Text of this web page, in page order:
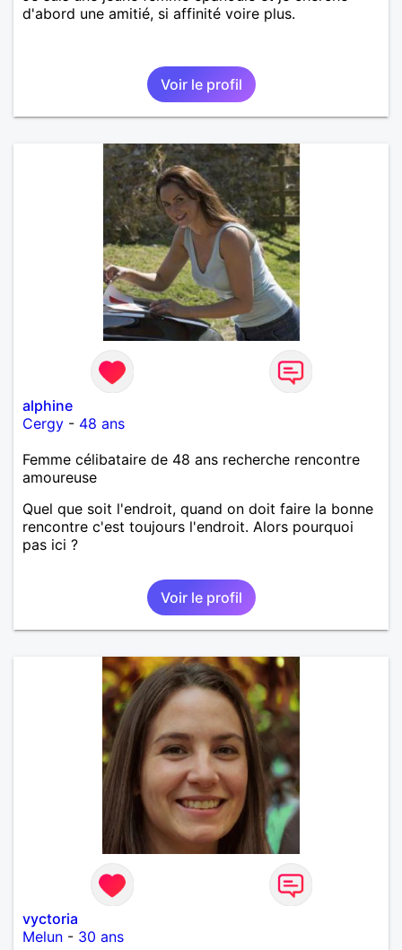
d'abord une amitié, si affinité voire plus.
Voir le profil
alphine
Cergy - 48 ans
Femme célibataire de 48 ans recherche rencontre
amoureuse
Quel que soit l'endroit, quand on doit faire la bonne
rencontre c'est toujours l'endroit. Alors pourquoi
pas ici ?
Voir le profil
vyctoria
Melun - 30 ans